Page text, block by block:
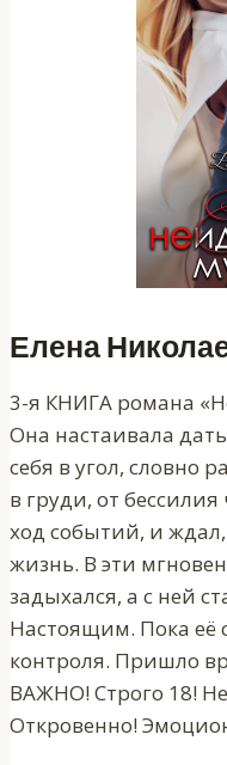
Елена
3-я КНИГА романа
Она настаивала
себя в угол, словно
в груди, от
ход событий, и
жизнь. В эти
задыхался, а с ней
Настоящим. Пока её
контроля. Пришло
ВАЖНО! Строго 18!
Откровенно!